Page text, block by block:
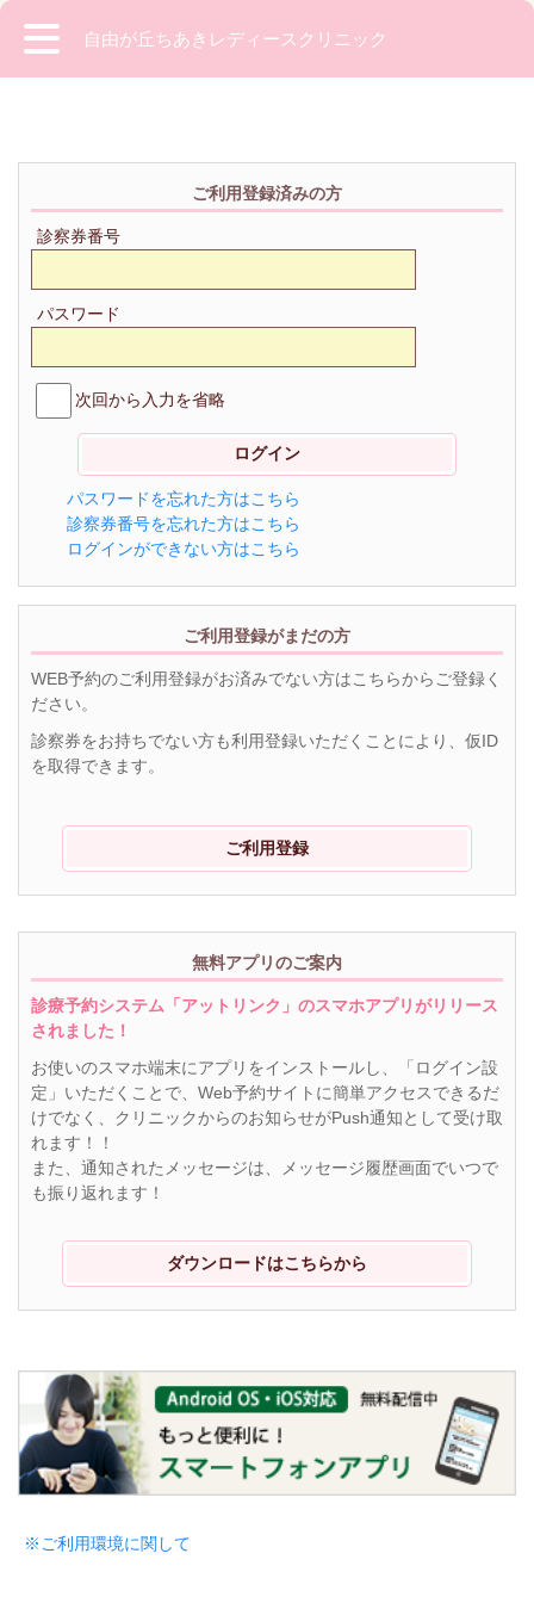
自由が丘ちあきレディースクリニック
ご利用登録済みの方
診察券番号
パスワード
次回から入力を省略
パスワードを忘れた方はこちら
診察券番号を忘れた方はこちら
ログインができない方はこちら
ご利用登録がまだの方
WEB予約のご利用登録がお済みでない方はこちらからご登録く
ださい。
診察券をお持ちでない方も利用登録いただくことにより、仮ID
を取得できます。
ご利用登録
無料アプリのご案内
診療予約システム「アットリンク」のスマホアプリがリリース
されました！
お使いのスマホ端末にアプリをインストールし、「ログイン設
定」いただくことで、Web予約サイトに簡単アクセスできるだ
けでなく、クリニックからのお知らせがPush通知として受け取
れます！！
また、通知されたメッセージは、メッセージ履歴画面でいつで
も振り返れます！
ダウンロードはこちらから
※ご利用環境に関して